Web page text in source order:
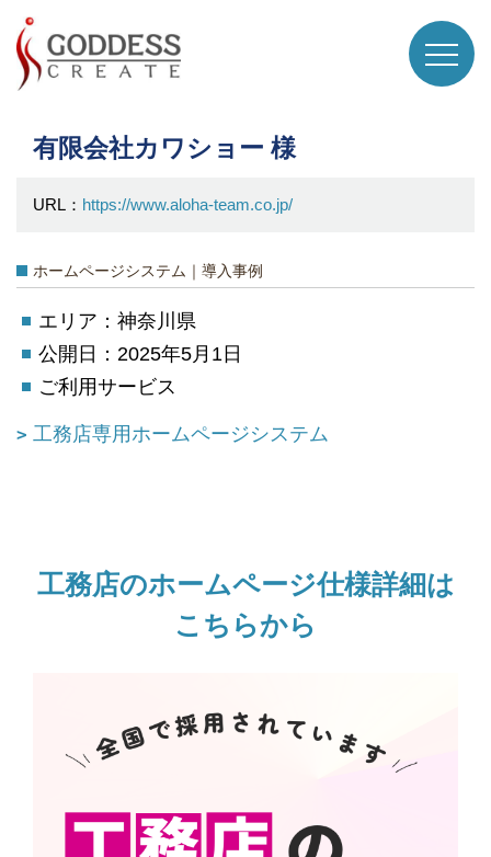
有限会社カワショー 様
URL： https://www.aloha-team.co.jp/
ホームページシステム｜導入事例
エリア：神奈川県
公開日：2025年5月1日
ご利用サービス
工務店専用ホームページシステム
工務店のホームページ仕様詳細は
こちらから